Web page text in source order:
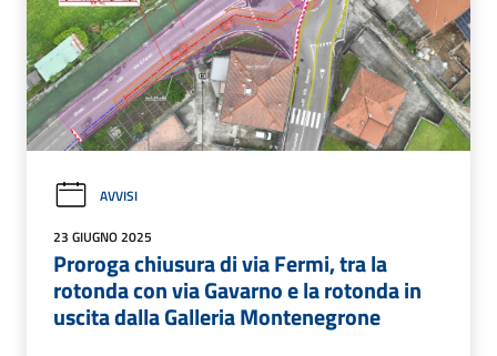
AVVISI
23 GIUGNO 2025
Proroga chiusura di via Fermi, tra la
rotonda con via Gavarno e la rotonda in
uscita dalla Galleria Montenegrone